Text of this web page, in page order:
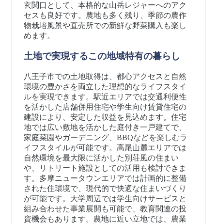
玄関口として、本格的な山岳レジャーへのアク
セスも良好です。農地も多く残り、季節の農作
物栽培風景や直売所での新鮮な野菜購入も楽し
めます。
土地で実現するこの地域特有の暮らし
八王子市での土地取得は、都心アクセスと自然
環境の豊かさを両立した理想的なライフスタイ
ルを実現できます。駅近エリアでは交通利便性
を活かした店舗併用住宅や学生向け賃貸住宅の
建設により、安定した収益を見込めます。住宅
地では広い敷地を活かした庭付き一戸建てで、
家庭菜園やガーデニング、BBQなどを楽しむラ
イフスタイルが可能です。高尾山麓エリアでは
自然環境を最大限に活かした別荘風の住まい
や、リトリート施設としての活用も検討できま
す。多摩ニュータウンエリアでは計画的に整備
された住環境で、現代的で快適な住まいづくり
が可能です。大学周辺では学生向けサービスと
組み合わせた事業展開も可能で、教育関連の投
資機会もあります。農地に近い立地では、農業